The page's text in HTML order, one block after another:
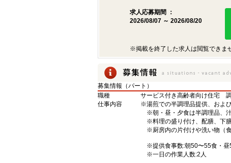
求人応募期間 ：
2026/08/07 ～ 2026/08/20
※掲載を終了した求人は閲覧できま
募集情報（パート）
職種
サービス付き高齢者向け住宅
仕事内容
※湯煎での半調理品提供、およ
※朝・昼・夕食は半調理品、
※料理の盛り付け、配膳、下
※厨房内の片付けや洗い物（食
※提供食事数:朝50〜55食・昼
※一日の作業人数:2人